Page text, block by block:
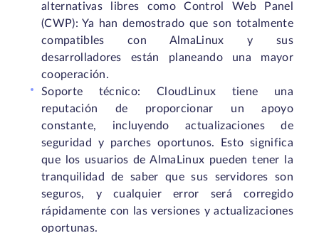
alternativas libres como Control Web Panel
(CWP): Ya han demostrado que son totalmente
compatibles con AlmaLinux y sus
desarrolladores están planeando una mayor
cooperación.
Soporte técnico: CloudLinux tiene una
reputación de proporcionar un apoyo
constante, incluyendo actualizaciones de
seguridad y parches oportunos. Esto significa
que los usuarios de AlmaLinux pueden tener la
tranquilidad de saber que sus servidores son
seguros, y cualquier error será corregido
rápidamente con las versiones y actualizaciones
oportunas.